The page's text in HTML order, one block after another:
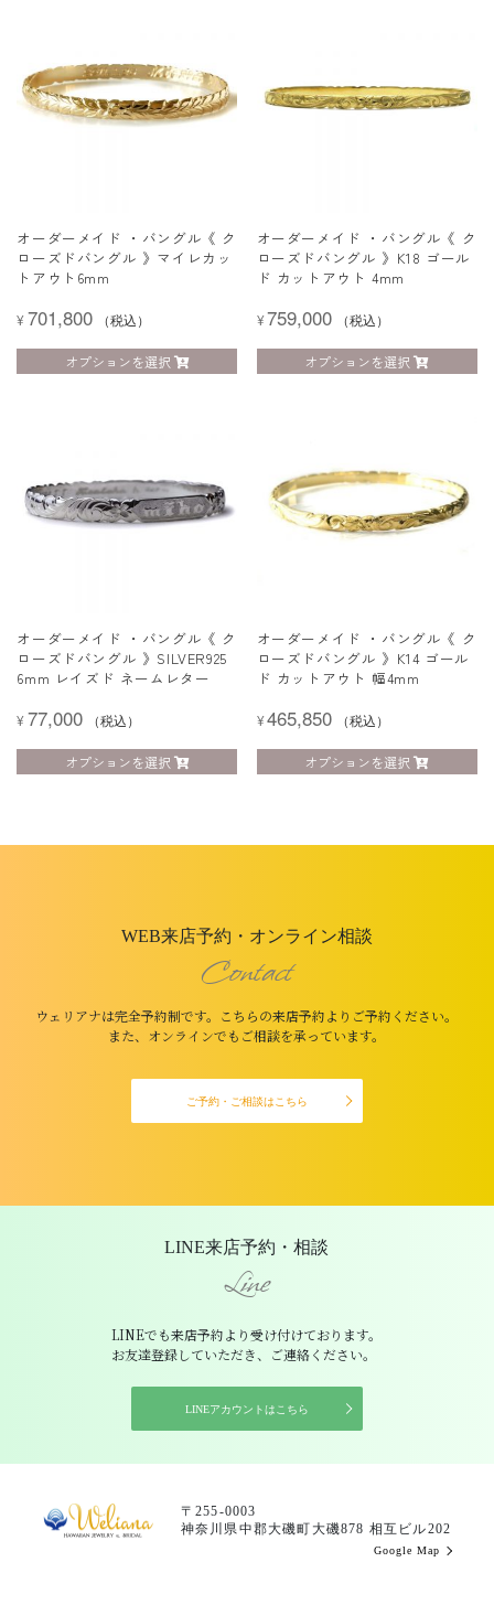
オーダーメイド ・バングル《 ク
ローズドバングル 》マイレカッ
トアウト6mm
¥701,800 （税込）
オプションを選択
オーダーメイド ・バングル《 ク
ローズドバングル 》K18 ゴール
ド カットアウト 4mm
¥759,000 （税込）
オプションを選択
オーダーメイド ・バングル《 ク
ローズドバングル 》SILVER925
6mm レイズド ネームレター
¥77,000 （税込）
オプションを選択
オーダーメイド ・バングル《 ク
ローズドバングル 》K14 ゴール
ド カットアウト 幅4mm
¥465,850 （税込）
オプションを選択
WEB来店予約・オンライン相談
Contact
ウェリアナは完全予約制です。こちらの来店予約よりご予約ください。
また、オンラインでもご相談を承っています。
ご予約・ご相談はこちら
LINE来店予約・相談
Line
LINEでも来店予約より受け付けております。
お友達登録していただき、ご連絡ください。
LINEアカウントはこちら
〒255-0003
神奈川県中郡大磯町大磯878 相互ビル202
Google Map